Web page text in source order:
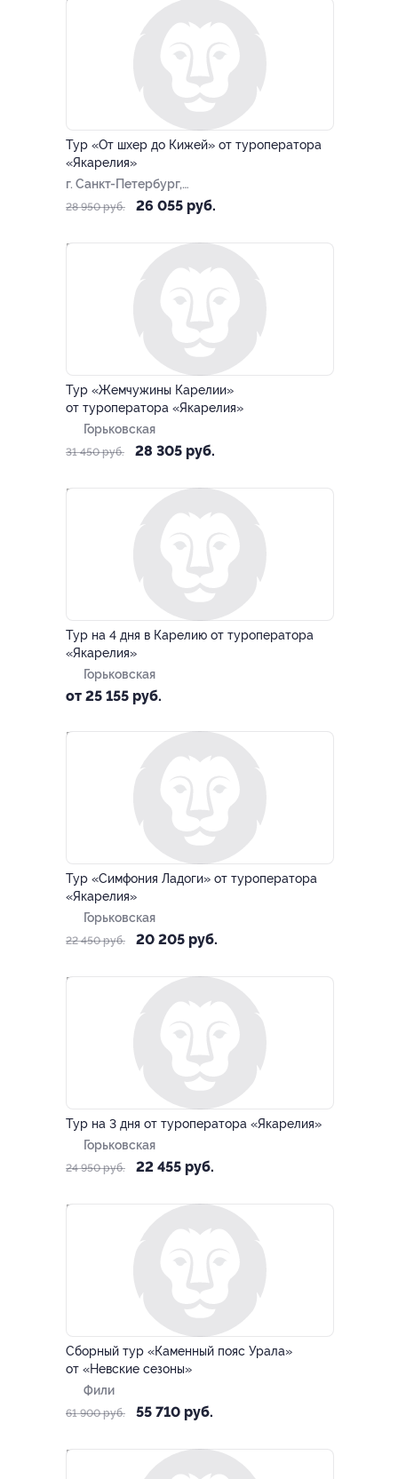
Тур «От шхер до Кижей» от туроператора
«Якарелия»
г. Санкт-Петербург,
Большая Посадская ул, д. 16
28 950 руб. 26 055 руб.
Тур «Жемчужины Карелии»
от туроператора «Якарелия»
Горьковская
31 450 руб. 28 305 руб.
Тур на 4 дня в Карелию от туроператора
«Якарелия»
Горьковская
от 25 155 руб.
Тур «Симфония Ладоги» от туроператора
«Якарелия»
Горьковская
22 450 руб. 20 205 руб.
Тур на 3 дня от туроператора «Якарелия»
Горьковская
24 950 руб. 22 455 руб.
Сборный тур «Каменный пояс Урала»
от «Невские сезоны»
Фили
61 900 руб. 55 710 руб.